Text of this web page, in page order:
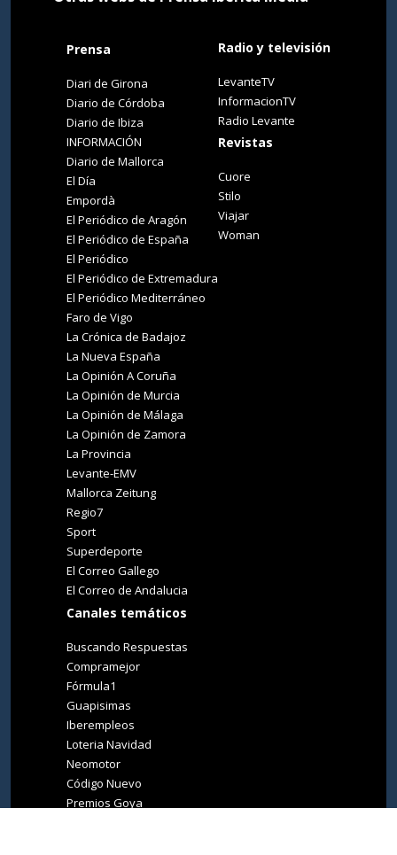
Prensa
Diari de Girona
Diario de Córdoba
Diario de Ibiza
INFORMACIÓN
Diario de Mallorca
El Día
Empordà
El Periódico de Aragón
El Periódico de España
El Periódico
El Periódico de Extremadura
El Periódico Mediterráneo
Faro de Vigo
La Crónica de Badajoz
La Nueva España
La Opinión A Coruña
La Opinión de Murcia
La Opinión de Málaga
La Opinión de Zamora
La Provincia
Levante-EMV
Mallorca Zeitung
Regio7
Sport
Superdeporte
El Correo Gallego
El Correo de Andalucia
Canales temáticos
Buscando Respuestas
Compramejor
Fórmula1
Guapisimas
Iberempleos
Loteria Navidad
Neomotor
Código Nuevo
Premios Goya
Radio y televisión
LevanteTV
InformacionTV
Radio Levante
Revistas
Cuore
Stilo
Viajar
Woman